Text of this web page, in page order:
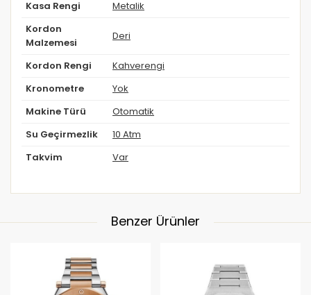
Kasa Rengi Metalik
Kordon
Malzemesi
Deri
Kordon Rengi Kahverengi
Kronometre Yok
Makine Türü Otomatik
Su Geçirmezlik 10 Atm
Takvim Var
Benzer Ürünler